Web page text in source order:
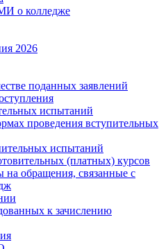
о колледже
2026
поданных заявлений
испытаний
проведения вступительных
испытаний
(платных) курсов
на обращения, связанные с
к зачислению